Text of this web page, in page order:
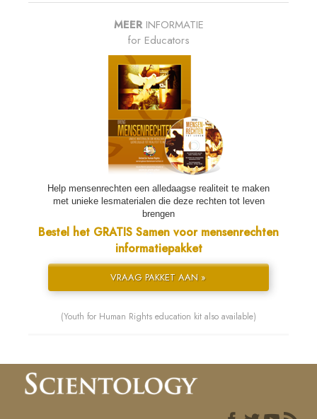
MEER INFORMATIE
for Educators
Help mensenrechten een alledaagse realiteit te maken
met unieke lesmaterialen die deze rechten tot leven
brengen
Bestel het GRATIS Samen voor mensenrechten
informatiepakket
VRAAG PAKKET AAN »
(Youth for Human Rights education kit also available)